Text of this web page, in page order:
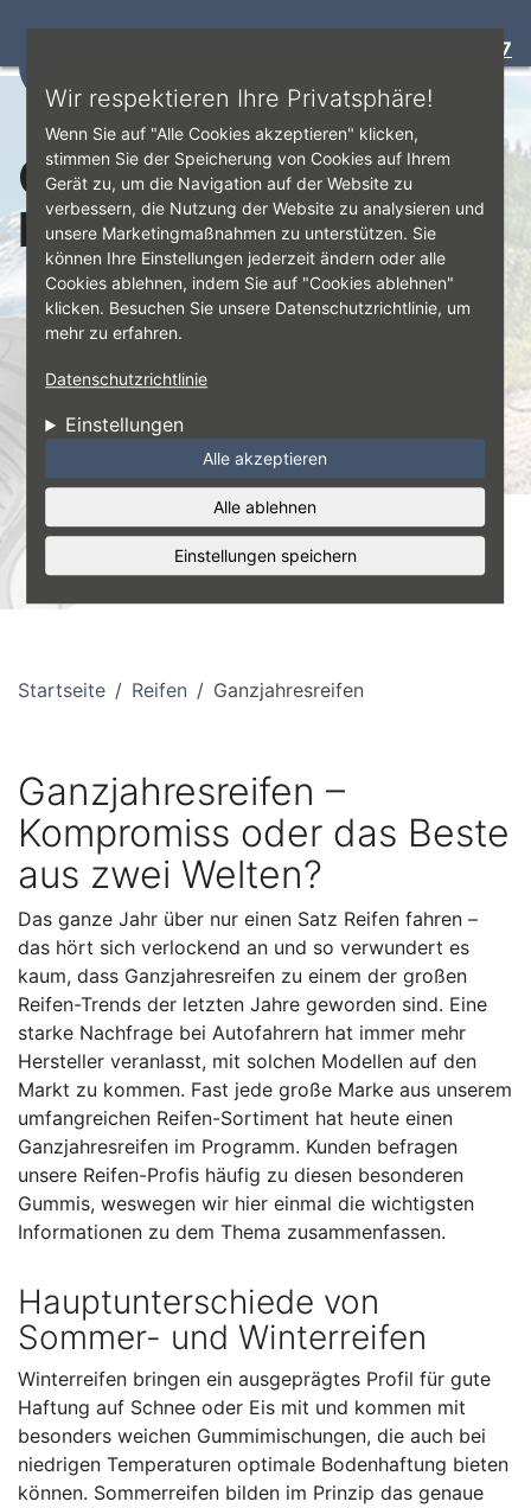
Wir respektieren Ihre Privatsphäre!
Wenn Sie auf "Alle Cookies akzeptieren" klicken,
stimmen Sie der Speicherung von Cookies auf Ihrem
Gerät zu, um die Navigation auf der Website zu
verbessern, die Nutzung der Website zu analysieren und
unsere Marketingmaßnahmen zu unterstützen. Sie
können Ihre Einstellungen jederzeit ändern oder alle
Cookies ablehnen, indem Sie auf "Cookies ablehnen"
klicken. Besuchen Sie unsere Datenschutzrichtlinie, um
mehr zu erfahren.
Datenschutzrichtlinie
Einstellungen
Alle akzeptieren
Alle ablehnen
Einstellungen speichern
Direkt zum Inhalt
4.7
Ganzjahresreifen -
Hohler
Startseite Reifen Ganzjahresreifen
Ganzjahresreifen –
Kompromiss oder das Beste
aus zwei Welten?
Das ganze Jahr über nur einen Satz Reifen fahren –
das hört sich verlockend an und so verwundert es
kaum, dass Ganzjahresreifen zu einem der großen
Reifen-Trends der letzten Jahre geworden sind. Eine
starke Nachfrage bei Autofahrern hat immer mehr
Hersteller veranlasst, mit solchen Modellen auf den
Markt zu kommen. Fast jede große Marke aus unserem
umfangreichen Reifen-Sortiment hat heute einen
Ganzjahresreifen im Programm. Kunden befragen
unsere Reifen-Profis häufig zu diesen besonderen
Gummis, weswegen wir hier einmal die wichtigsten
Informationen zu dem Thema zusammenfassen.
Hauptunterschiede von
Sommer- und Winterreifen
Winterreifen bringen ein ausgeprägtes Profil für gute
Haftung auf Schnee oder Eis mit und kommen mit
besonders weichen Gummimischungen, die auch bei
niedrigen Temperaturen optimale Bodenhaftung bieten
können. Sommerreifen bilden im Prinzip das genaue